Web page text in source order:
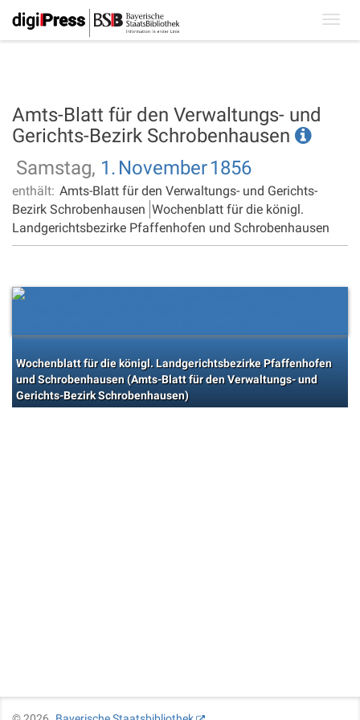
Amts-Blatt für den Verwaltungs- und
Gerichts-Bezirk Schrobenhausen
Samstag, 1. November1856
enthält: Amts-Blatt für den Verwaltungs- und Gerichts-
Bezirk Schrobenhausen Wochenblatt für die königl.
Landgerichtsbezirke Pfaffenhofen und Schrobenhausen
Wochenblatt für die königl. Landgerichtsbezirke Pfaffenhofen
und Schrobenhausen (Amts-Blatt für den Verwaltungs- und
Gerichts-Bezirk Schrobenhausen)